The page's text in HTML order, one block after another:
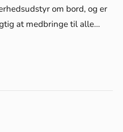
om bord, og er
at medbringe til alle…